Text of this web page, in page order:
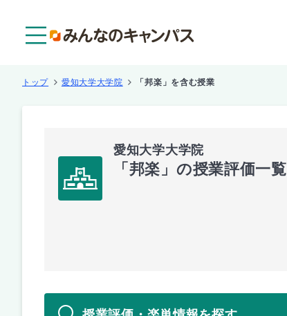
トップ 愛知大学大学院 「邦楽」を含む授業
愛知大学大学院
「邦楽」の授業評価一覧